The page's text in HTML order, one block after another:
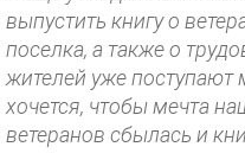
выпустить книгу о
поселка, а также о
жителей уже поступают
хочется, чтобы мечта
ветеранов сбылась и